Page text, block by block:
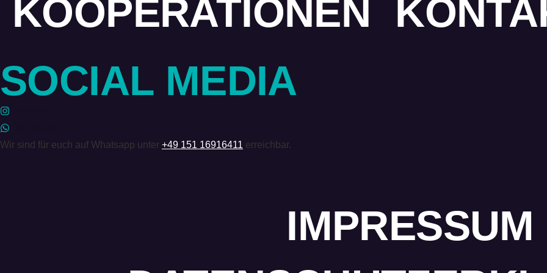
KOOPERATIONEN
SOCIAL MEDIA
Wir sind für euch auf Whatsapp unter +49 151 16916411 erreichbar.
IMPRESSUM